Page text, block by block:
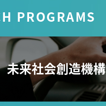
PROGRAMS
未来社会創造機構